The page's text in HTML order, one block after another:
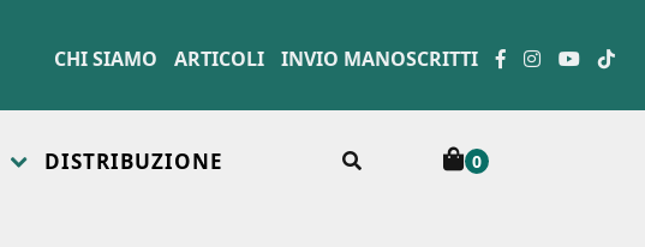
CHI SIAMO ARTICOLI INVIO MANOSCRITTI
DISTRIBUZIONE
0